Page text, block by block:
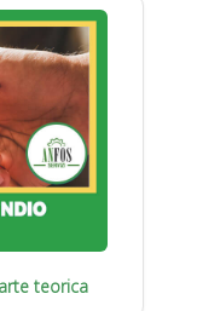
teorica